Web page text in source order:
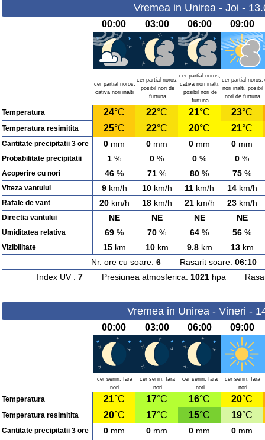
Vremea in Unirea - Joi -
00:00 03:00 06:00 09:00
cer partial noros,
cativa nori inalti
cer partial noros,
posibil nori de
furtuna
cer partial noros,
cativa nori inalti,
posibil nori de
furtuna
cer partial noros,
nori inalti, posibil
nori de furtuna
Temperatura 24°C 22°C 21°C 23°C
Temperatura resimitita 25°C 22°C 20°C 21°C
Cantitate precipitatii 3 ore 0 mm 0 mm 0 mm 0 mm
Probabilitate precipitatii 1 % 0 % 0 % 0 %
Acoperire cu nori 46 % 71 % 80 % 75 %
Viteza vantului 9km/h 10km/h 11 km/h 14km/h
Rafale de vant 20km/h 18km/h 21km/h 23km/h
Directia vantului NE NE NE NE
Umiditatea relativa 69 % 70 % 64 % 56 %
Vizibilitate 15km 10km 9.8km 13km
Nr. ore cu soare: 6Rasarit soare: 06:10
Index UV : 7Presiunea atmosferica: 1021hpa
Vremea in Unirea - Vineri -
00:00 03:00 06:00 09:00
cer senin, fara
nori
cer senin, fara
nori
cer senin, fara
nori
cer senin, fara
nori
Temperatura 21°C 17°C 16°C 20°C
Temperatura resimitita 20°C 17°C 15°C 19°C
Cantitate precipitatii 3 ore 0 mm 0 mm 0 mm 0 mm